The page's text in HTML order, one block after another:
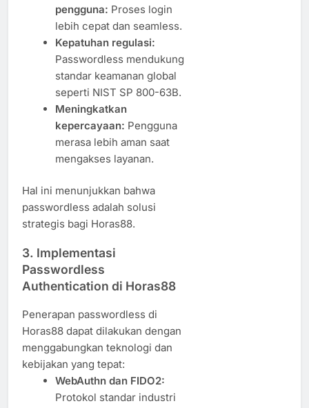
pengguna: Proses login
lebih cepat dan seamless.
Kepatuhan regulasi:
Passwordless mendukung
standar keamanan global
seperti NIST SP 800-63B.
Meningkatkan
kepercayaan: Pengguna
merasa lebih aman saat
mengakses layanan.
Hal ini menunjukkan bahwa
passwordless adalah solusi
strategis bagi Horas88.
3. Implementasi
Passwordless
Authentication di Horas88
Penerapan passwordless di
Horas88 dapat dilakukan dengan
menggabungkan teknologi dan
kebijakan yang tepat:
WebAuthn dan FIDO2:
Protokol standar industri